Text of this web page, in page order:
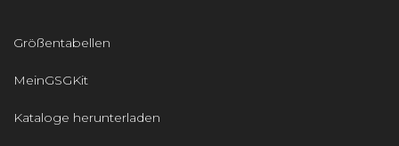
Größentabellen
MeinGSGKit
Kataloge herunterladen